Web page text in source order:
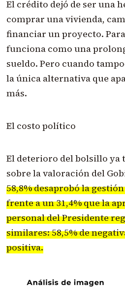
El crédito dejó de ser una
comprar una vivienda,
financiar un proyecto.
funciona como una
sueldo. Pero cuando
la única alternativa que
más.
El costo político
El deterioro del bolsillo ya
sobre la valoración del
58,8% desaprobó la
frente a un 31,4% que la
personal del Presidente
similares: 58,5% de
positiva.